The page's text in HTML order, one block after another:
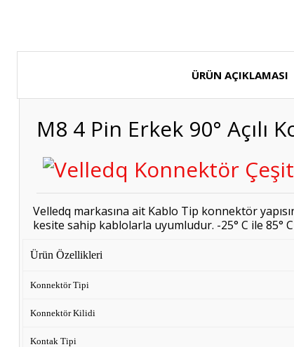
ÜRÜN AÇIKLAMASI
M8 4 Pin Erkek 90° Açılı
Velledq markasına ait Kablo Tip konnektör
kesite sahip kablolarla uyumludur. -25° C ile 85° C
Ürün Özellikleri
Konnektör Tipi
Konnektör Kilidi
Kontak Tipi